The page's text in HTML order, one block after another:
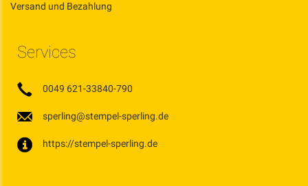
Versand und Bezahlung
Services
0049 621-33840-790
sperling@stempel-sperling.de
https://stempel-sperling.de